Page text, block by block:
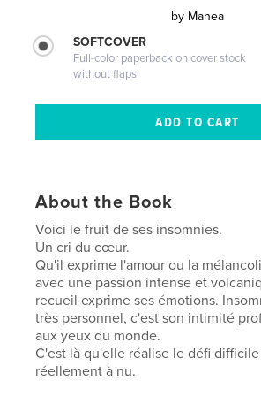
by Manea
SOFTCOVER
Full-color paperback on cover stock
without flaps
About the Book
Voici le fruit de ses insomnies.
Un cri du cœur.
Qu'il exprime l'amour ou la
avec une passion intense et
recueil exprime ses émotions.
très personnel, c'est son intimité
aux yeux du monde.
C'est là qu'elle réalise le défi
réellement à nu.